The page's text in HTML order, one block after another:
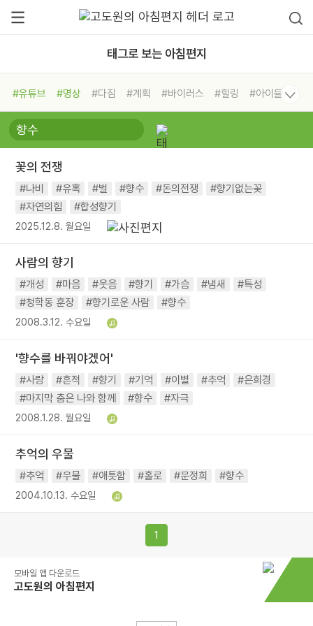
태그로 보는 아침편지
#유튜브 #명상 #다짐 #계획 #바이러스 #힐링
#아이들
#비전캠프
#독서캠프 #삶
#희망
#나눔 #친구 #링컨학교
#독서
#건강
꽃의 전쟁
#나비 #유혹 #벌 #향수 #돈의전쟁
#향기없는꽃
#자연의힘
#합성향기
2025.12.8. 월요일
사람의 향기
#개성 #마음 #웃음 #향기 #가슴 #냄새
#특성
#청학동 훈장
#향기로운 사람 #향수
2008.3.12. 수요일
'향수를 바꿔야겠어'
#사랑 #흔적 #향기 #기억 #이별 #추억
#은희경
#마지막 춤은 나와 함께
#향수 #자극
2008.1.28. 월요일
추억의 우물
#추억 #우물 #애틋함 #홀로 #문정희 #향수
2004.10.13. 수요일
1
모바일 앱 다운로드
고도원의 아침편지